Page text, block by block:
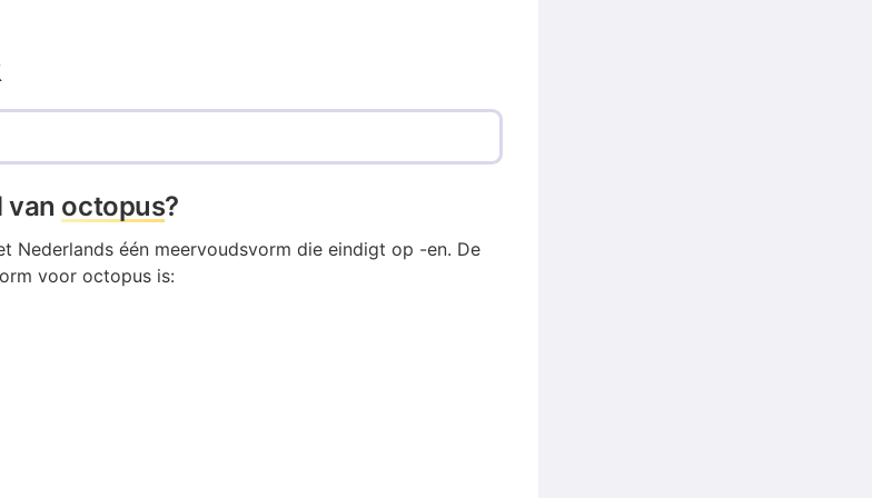
van octopus?
Nederlands één meervoudsvorm die eindigt op -en. De
voor octopus is: